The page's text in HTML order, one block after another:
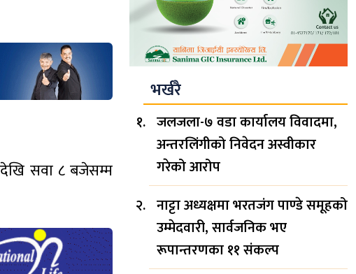
सवा ८ बजेसम्म
भर्खरै
जलजला-७ वडा कार्यालय विवादमा,
अन्तरलिंगीको निवेदन अस्वीकार
गरेको आरोप
नाट्टा अध्यक्षमा भरतजंग पाण्डे समूहको
उम्मेदवारी, सार्वजनिक भए
रूपान्तरणका ११ संकल्प